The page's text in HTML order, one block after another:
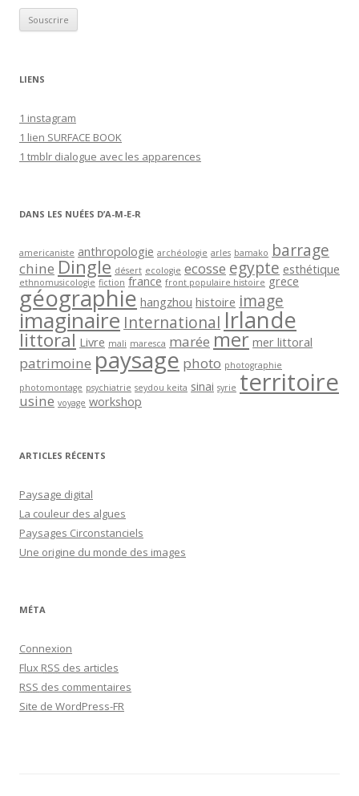
r
e
-
m
a
LIENS
1 instagram
1 lien SURFACE BOOK
1 tmblr dialogue avec les apparences
DANS LES NUÉES D’A-M-E-R
americaniste anthropologie archéologie arles bamako barrage
chine Dingle désert ecologie ecosse egypte esthétique
ethnomusicologie fiction france front populaire histoire grece
géographie hangzhou histoire image
imaginaire International Irlande
littoral Livre mali maresca marée mer mer littoral
patrimoine paysage photo photographie
photomontage psychiatrie seydou keita sinai syrie territoire
usine voyage workshop
ARTICLES RÉCENTS
Paysage digital
La couleur des algues
Paysages Circonstanciels
Une origine du monde des images
MÉTA
Connexion
Flux RSS des articles
RSS des commentaires
Site de WordPress-FR